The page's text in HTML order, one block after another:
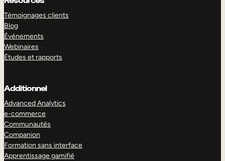
Témoignages clients
Blog
Événements
Webinaires
Études et rapports
Additionnel
Advanced Analytics
e-commerce
Communautés
Companion
Formation sans interface
Apprentissage gamifié